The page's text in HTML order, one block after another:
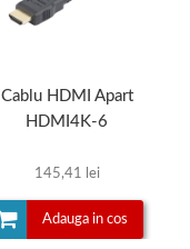
Cablu HDMI Apart
HDMI4K-6
145,41 lei
Adauga in cos